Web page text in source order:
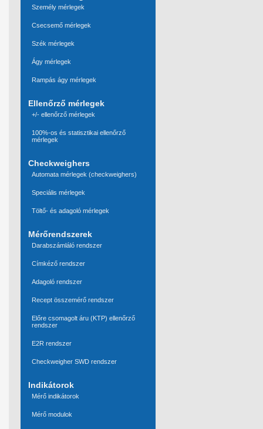
Személy mérlegek
Csecsemő mérlegek
Szék mérlegek
Ágy mérlegek
Rampás ágy mérlegek
Ellenőrző mérlegek
+/- ellenőrző mérlegek
100%-os és statisztikai ellenőrző
mérlegek
Checkweighers
Automata mérlegek (checkweighers)
Speciális mérlegek
Töltő- és adagoló mérlegek
Mérőrendszerek
Darabszámláló rendszer
Címkéző rendszer
Adagoló rendszer
Recept összemérő rendszer
Előre csomagolt áru (KTP) ellenőrző
rendszer
E2R rendszer
Checkweigher SWD rendszer
Indikátorok
Mérő indikátorok
Mérő modulok